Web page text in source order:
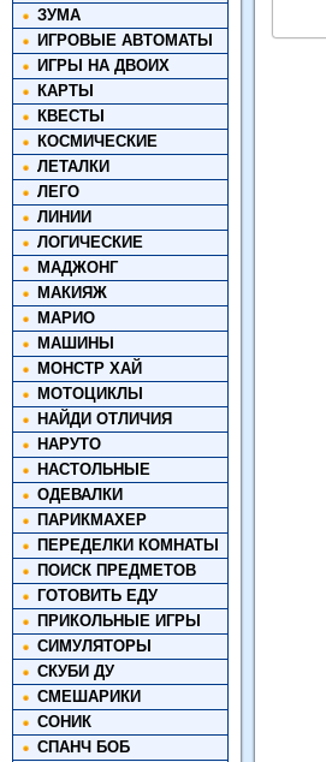
ЗУМА
ИГРОВЫЕ АВТОМАТЫ
ИГРЫ НА ДВОИХ
КАРТЫ
КВЕСТЫ
КОСМИЧЕСКИЕ
ЛЕТАЛКИ
ЛЕГО
ЛИНИИ
ЛОГИЧЕСКИЕ
МАДЖОНГ
МАКИЯЖ
МАРИО
МАШИНЫ
МОНСТР ХАЙ
МОТОЦИКЛЫ
НАЙДИ ОТЛИЧИЯ
НАРУТО
НАСТОЛЬНЫЕ
ОДЕВАЛКИ
ПАРИКМАХЕР
ПЕРЕДЕЛКИ КОМНАТЫ
ПОИСК ПРЕДМЕТОВ
ГОТОВИТЬ ЕДУ
ПРИКОЛЬНЫЕ ИГРЫ
СИМУЛЯТОРЫ
СКУБИ ДУ
СМЕШАРИКИ
СОНИК
СПАНЧ БОБ